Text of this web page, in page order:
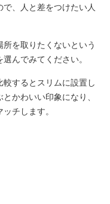
、人と差をつけたい人
を取りたくないという
んでみてください。
するとスリムに設置し
かわいい印象になり、
チします。